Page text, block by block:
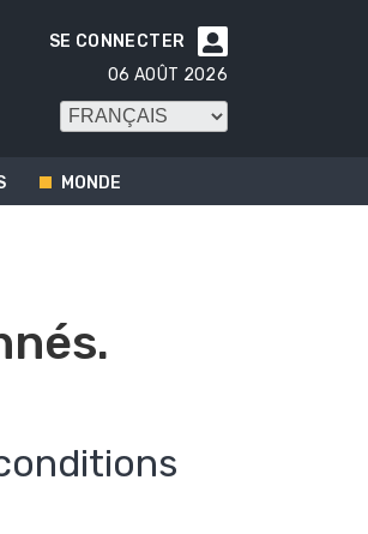

SE CONNECTER
06 AOÛT 2026
MONDE